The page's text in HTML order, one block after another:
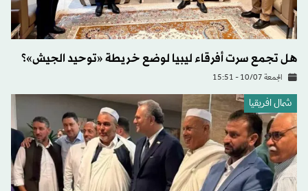
هل تجمع سرت أفرقاء ليبيا لوضع خريطة «توحيد الجيش»؟
الجمعة 10/07 - 15:51
شمال افريقيا